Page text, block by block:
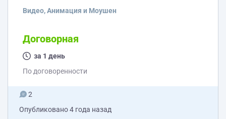
Видео, Анимация и Моушен
Договорная
за 1 день
По договоренности
2
Опубликовано4 года назад